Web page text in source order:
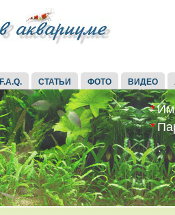
F.A.Q. СТАТЬИ ФОТО ВИДЕО
*
*